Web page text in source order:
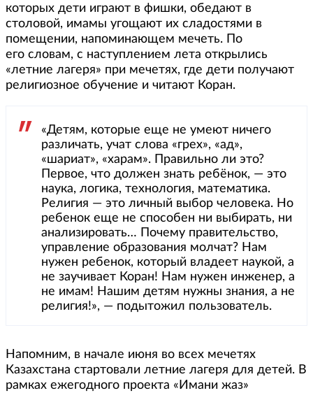
которых дети играют в фишки, обедают в
столовой, имамы угощают их сладостями в
помещении, напоминающем мечеть. По
его словам, с наступлением лета открылись
«летние лагеря» при мечетях, где дети получают
религиозное обучение и читают Коран.
«Детям, которые еще не умеют ничего
различать, учат слова «грех», «ад»,
«шариат», «харам». Правильно ли это?
Первое, что должен знать ребёнок, — это
наука, логика, технология, математика.
Религия — это личный выбор человека. Но
ребенок еще не способен ни выбирать, ни
анализировать… Почему правительство,
управление образования молчат? Нам
нужен ребенок, который владеет наукой, а
не заучивает Коран! Нам нужен инженер, а
не имам! Нашим детям нужны знания, а не
религия!», — подытожил пользователь.
Напомним, в начале июня во всех мечетях
Казахстана стартовали летние лагеря для детей. В
рамках ежегодного проекта «Имани жаз»